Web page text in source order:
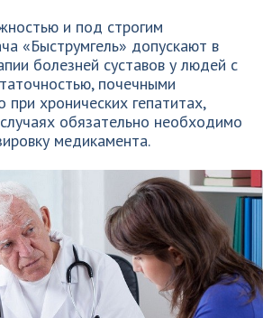
и под строгим
«Быструмгель» допускают в
болезней суставов у людей с
почечными
при хронических гепатитах,
обязательно необходимо
медикамента.